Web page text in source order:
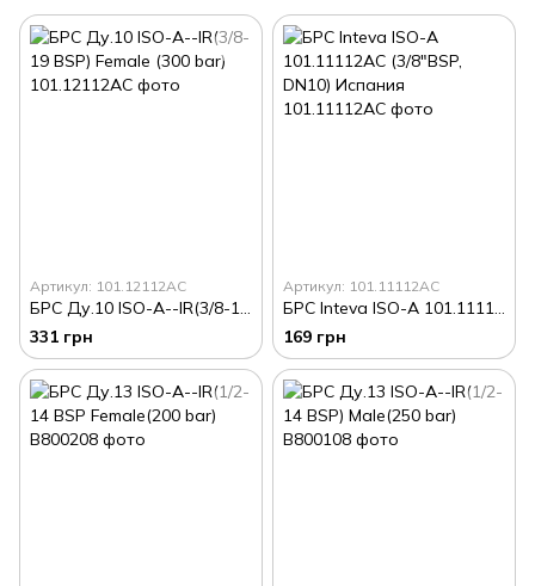
Артикул: 101.12112АС
331 грн
Артикул: 101.11112AC
169 грн